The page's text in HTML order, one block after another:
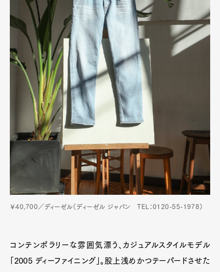
￥40,700／ディーゼル（ディーゼル ジャパン TEL：0120-55-1978）
コンテンポラリーな雰囲気漂う、カジュアルスタイルモデル
「2005 ディーファイニング」。股上浅めかつテーパードさせた